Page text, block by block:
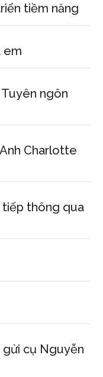
tiềm năng
em
ngôn
Charlotte
thông qua
gửi cụ Nguyễn